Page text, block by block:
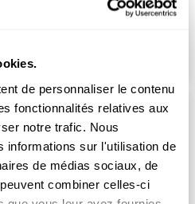
de personnaliser le contenu
fonctionnalités relatives aux
notre trafic. Nous
informations sur l'utilisation de
de médias sociaux, de
combiner celles-ci